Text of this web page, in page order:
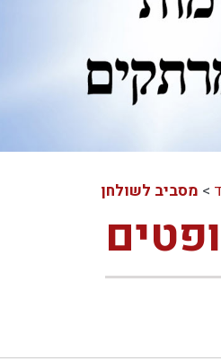
> מסביב לשולחן